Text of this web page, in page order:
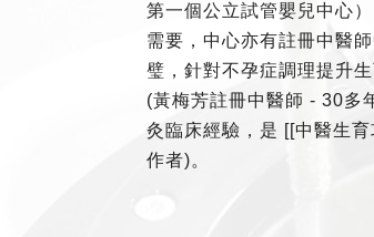
第一個公立試管嬰兒中心
需要，中心亦有註冊中醫
璧，針對不孕症調理提升
(黃梅芳註冊中醫師 - 30多
灸臨床經驗，是 [[中醫生育
作者)。